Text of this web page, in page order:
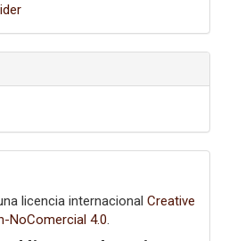
licencia internacional Creative
NoComercial 4.0.